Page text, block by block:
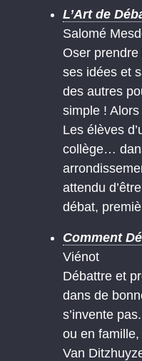
L’Art de
Salomé
Oser
ses idées et
des autres
simple ! Alors
Les élèves
collège…
attendu
débat,
Comment
Viénot
Débattre et
dans de
s’invente
ou en famille,
Van